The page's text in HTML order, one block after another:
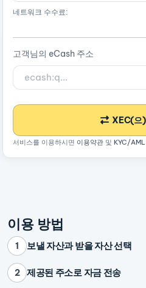
네트워크 수수료:
고객님의 eCash 주소
XEC(으
서비스를 이용하시면 이용약관 및 KYC/AML
이용 방법
1 보낼 자산과 받을 자산 선택
2 제공된 주소로 자금 전송